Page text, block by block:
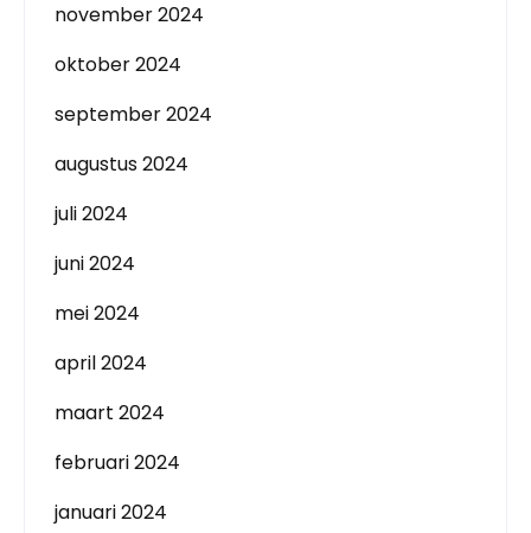
november 2024
oktober 2024
september 2024
augustus 2024
juli 2024
juni 2024
mei 2024
april 2024
maart 2024
februari 2024
januari 2024